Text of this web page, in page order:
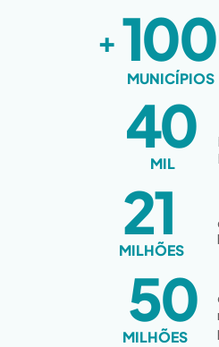
100
+
MUNICÍPIOS
40
MIL
21
MILHÕES
50
MILHÕES